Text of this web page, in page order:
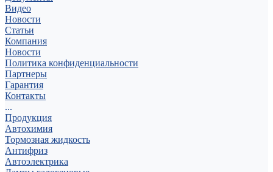
Видео
Новости
Статьи
Компания
Новости
Политика конфиденциальности
Партнеры
Гарантия
Контакты
...
Продукция
Автохимия
Тормозная жидкость
Антифриз
Автоэлектрика